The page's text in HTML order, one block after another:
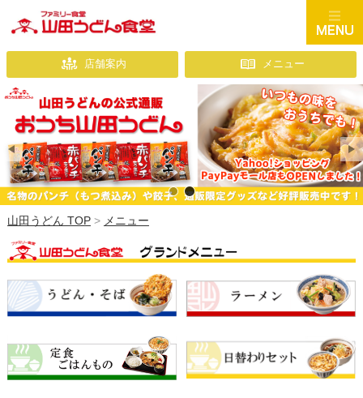
店舗案内 メニュー
山田うどんのテイクアウト
山田うどんの公式通販「お
山田うどん TOP > メニュー